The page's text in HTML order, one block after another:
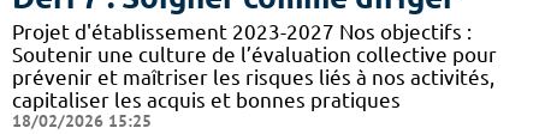
Projet d'établissement 2023-2027 Nos objectifs :
Soutenir une culture de l’évaluation collective pour
prévenir et maîtriser les risques liés à nos activités,
capitaliser les acquis et bonnes pratiques
18/02/2026 15:25